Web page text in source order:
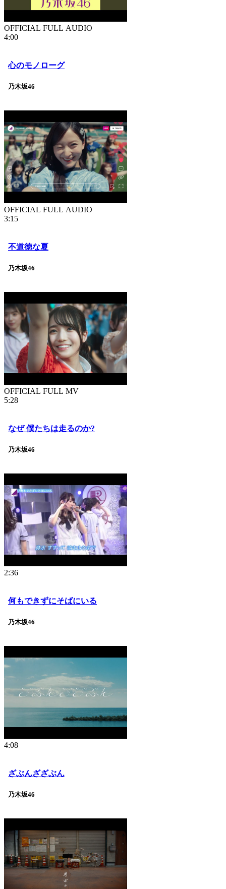
OFFICIAL FULL AUDIO
4:00
心のモノローグ
乃木坂46
OFFICIAL FULL AUDIO
3:15
不道徳な夏
乃木坂46
OFFICIAL FULL MV
5:28
なぜ 僕たちは走るのか?
乃木坂46
2:36
何もできずにそばにいる
乃木坂46
4:08
ざぶんざざぶん
乃木坂46